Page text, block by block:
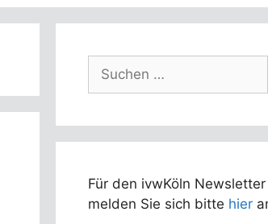
nach:
Für den ivwKöln Newsletter
melden Sie sich bitte hier